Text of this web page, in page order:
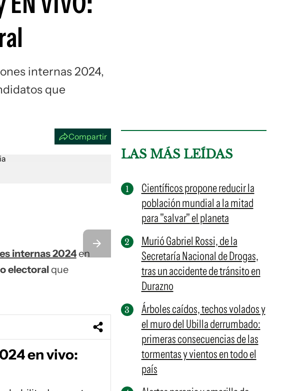
internas 2024,
que
Compartir
internas 2024en
electoralque
en vivo:
LAS MÁS LEÍDAS
Científicos propone reducir la
población mundial a la mitad
para "salvar" el planeta
Murió Gabriel Rossi, de la
Secretaría Nacional de Drogas,
tras un accidente de tránsito en
Durazno
Árboles caídos, techos volados y
el muro del Ubilla derrumbado:
primeras consecuencias de las
tormentas y vientos en todo el
país